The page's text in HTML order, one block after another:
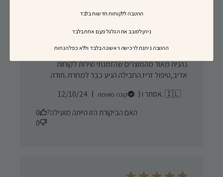
קרם לחות
נהנית מאוד מהמוצרים שהזמנתי.שירות לקוחות
אדיב,טיפול זריז.החבילה הגיע כבר למחרת..תודה
אסתר ו. 🇮🇱
קונה מאומתPublished
12/10/24
האם הביקורת הזו הייתה מועילה?
0
0
ההטבה ללקוחות חדשות בלבד
ניתן לסובב את הגלגל פעם אחת בלבד
​ההטבה ניתנת לרכישה ראשונה בלבד וללא כפל הנחות